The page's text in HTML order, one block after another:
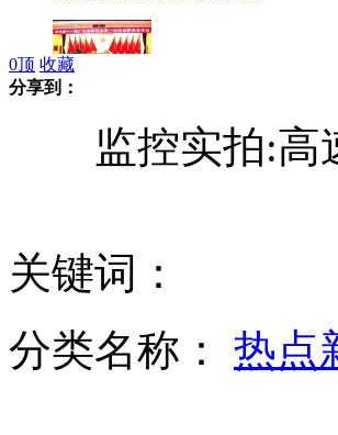
四川白玉县发生5.4级地震
0顶 收藏
分享到：
监控实拍:高速
关键词：
分类名称： 热点